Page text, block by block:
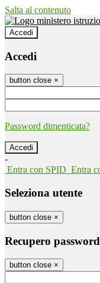
Salta al contenuto
Accedi
Accedi
button close ×
Password dimenticata?
-
Entra con SPID Entra
Seleziona utente
button close ×
Recupero password
button close ×